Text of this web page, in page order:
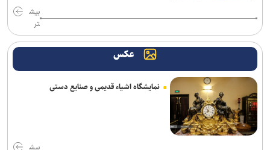
بیش
تر
عکس
نمایشگاه اشیاء قدیمی و صنایع دستی
بیش